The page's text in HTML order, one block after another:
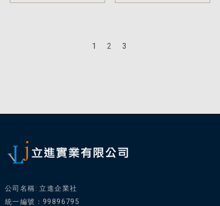
1 2 3
公司名稱: 立進企業社
統一編號：99896795